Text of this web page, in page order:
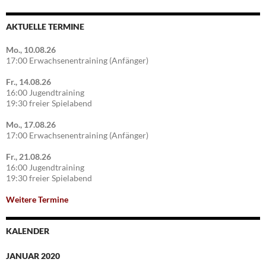
AKTUELLE TERMINE
Mo., 10.08.26
17:00 Erwachsenentraining (Anfänger)
Fr., 14.08.26
16:00 Jugendtraining
19:30 freier Spielabend
Mo., 17.08.26
17:00 Erwachsenentraining (Anfänger)
Fr., 21.08.26
16:00 Jugendtraining
19:30 freier Spielabend
Weitere Termine
KALENDER
JANUAR 2020